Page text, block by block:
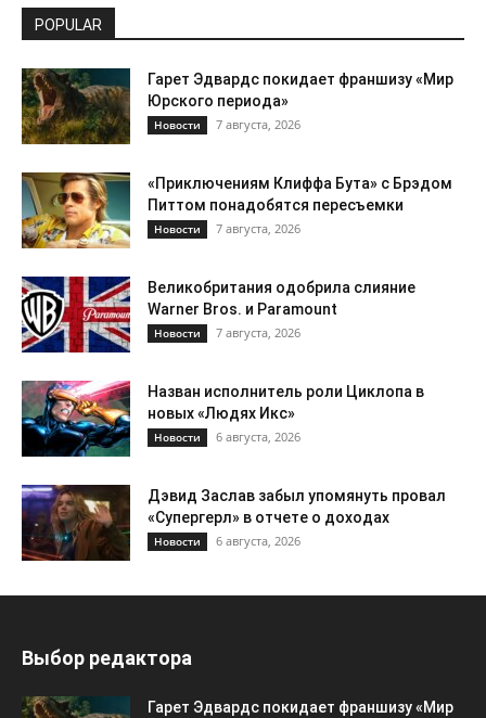
POPULAR
Гарет Эдвардс покидает франшизу «Мир
Юрского периода»
Новости 7 августа, 2026
«Приключениям Клиффа Бута» с Брэдом
Питтом понадобятся пересъемки
Новости 7 августа, 2026
Великобритания одобрила слияние
Warner Bros. и Paramount
Новости 7 августа, 2026
Назван исполнитель роли Циклопа в
новых «Людях Икс»
Новости 6 августа, 2026
Дэвид Заслав забыл упомянуть провал
«Супергерл» в отчете о доходах
Новости 6 августа, 2026
Выбор редактора
Гарет Эдвардс покидает франшизу «Мир